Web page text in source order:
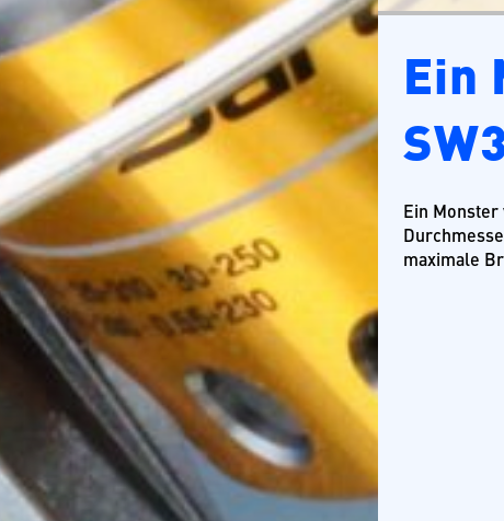
Ein
Ein
maximale